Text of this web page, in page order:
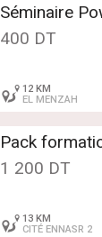
Séminaire
400 DT
12 KM
EL MENZAH
1 200 DT
13 KM
CITÉ ENNASR 2